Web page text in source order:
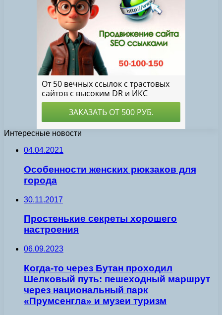
Интересные новости
04.04.2021
Особенности женских рюкзаков для
города
30.11.2017
Простенькие секреты хорошего
настроения
06.09.2023
Когда-то через Бутан проходил
Шелковый путь: пешеходный маршрут
через национальный парк
«Прумсенгла» и музеи туризм